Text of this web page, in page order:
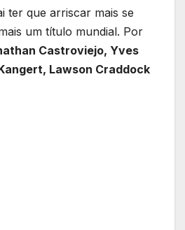
ter que arriscar mais se
um título mundial. Por
Castroviejo, Yves
Lawson Craddock